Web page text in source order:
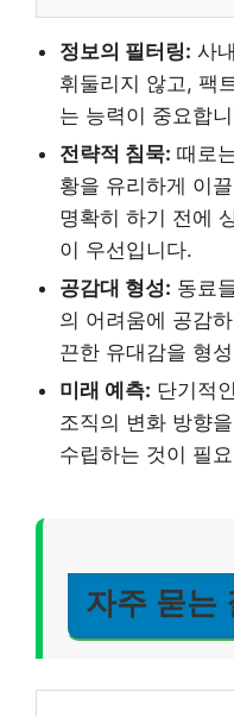
정보의 필터링: 사
휘둘리지 않고, 팩
는 능력이 중요합
전략적 침묵: 때로
황을 유리하게 이
명확히 하기 전에
이 우선입니다.
공감대 형성: 동료
의 어려움에 공감
끈한 유대감을 형
미래 예측: 단기적
조직의 변화 방향
수립하는 것이 필
자주 묻는